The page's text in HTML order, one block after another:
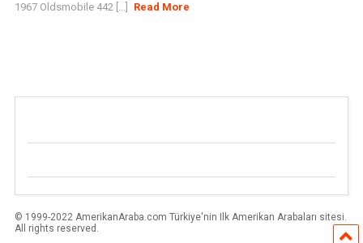
1967 Oldsmobile 442 [...] Read More
© 1999-2022 AmerikanAraba.com Türkiye'nin Ilk Amerikan Arabaları sitesi.
All rights reserved.